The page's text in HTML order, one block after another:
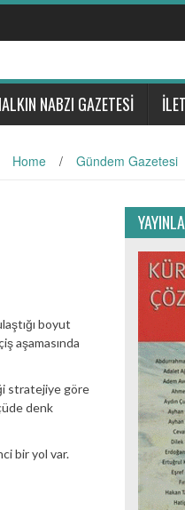
NABZI GAZETESİ
Home / Gündem Gazetesi
boyut
aşamasında
stratejiye göre
denk
bir yol var.